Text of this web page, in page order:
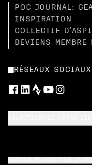
POC JOURNAL:
INSPIRATION
COLLECTIF
DEVIENS MEMBRE
RÉSEAUX SOCIAUX